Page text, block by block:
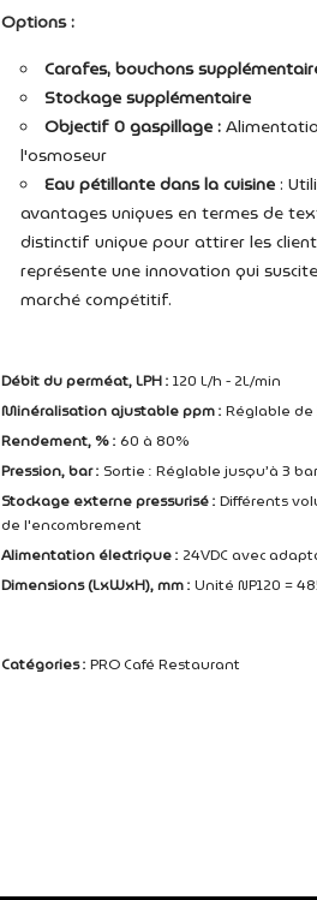
Options :
Carafes, bouchons
Stockage supplémentaire
Objectif 0 gaspillage :
l'osmoseur
Eau pétillante dans la cuisine:
avantages uniques en termes de
distinctif unique pour attirer les
représente une innovation qui
marché compétitif.
Débit du perméat, LPH : 120 L/h - 2L/min
Minéralisation ajustable ppm : Réglable de
Rendement, % : 60 à 80%
Pression, bar : Sortie : Réglable jusqu’à 3
Stockage externe pressurisé : Différents
de l'encombrement
Alimentation électrique : 24VDC avec
Dimensions (LxWxH), mm : Unité NP120 =
Catégories : PRO Café Restaurant